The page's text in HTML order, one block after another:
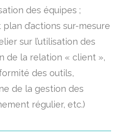
des équipes ;
d’actions sur-mesure
sur l’utilisation des
de la relation « client »,
des outils,
de la gestion des
régulier, etc.)